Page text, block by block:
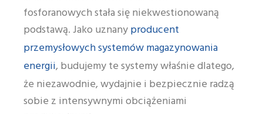
fosforanowych stała się niekwestionowaną
podstawą. Jako uznanyproducent
przemysłowych systemów magazynowania
energii, budujemy te systemy właśnie dlatego,
że niezawodnie, wydajnie i bezpiecznie radzą
sobie z intensywnymi obciążeniami